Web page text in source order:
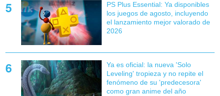
PS Plus Essential: Ya disponibles
los juegos de agosto, incluyendo
el lanzamiento mejor valorado de
2026
Ya es oficial: la nueva 'Solo
Leveling' tropieza y no repite el
fenómeno de su 'predecesora'
como gran anime del año